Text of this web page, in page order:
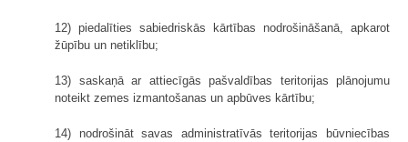
12) piedalīties sabiedriskās kārtības nodrošināšanā, apkarot
žūpību un netiklību;
13) saskaņā ar attiecīgās pašvaldības teritorijas plānojumu
noteikt zemes izmantošanas un apbūves kārtību;
14) nodrošināt savas administratīvās teritorijas būvniecības